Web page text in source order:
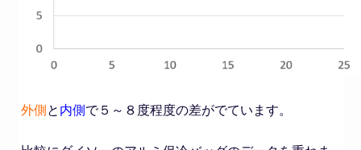
外側 と 内側 で５～８度程度の差がでています。